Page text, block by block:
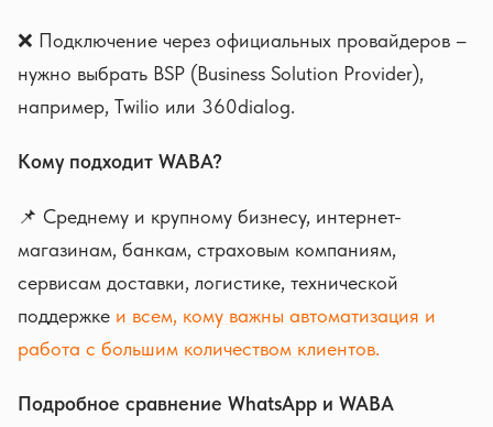
❌ Подключение через официальных провайдеров –
нужно выбрать BSP (Business Solution Provider),
например, Twilio или 360dialog.
Кому подходит WABA?
📌 Среднему и крупному бизнесу, интернет-
магазинам, банкам, страховым компаниям,
сервисам доставки, логистике, технической
поддержке и всем, кому важны автоматизация и
работа с большим количеством клиентов.
Подробное сравнение WhatsApp и WABA